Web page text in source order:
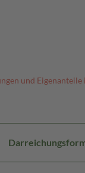
und Eigenanteile